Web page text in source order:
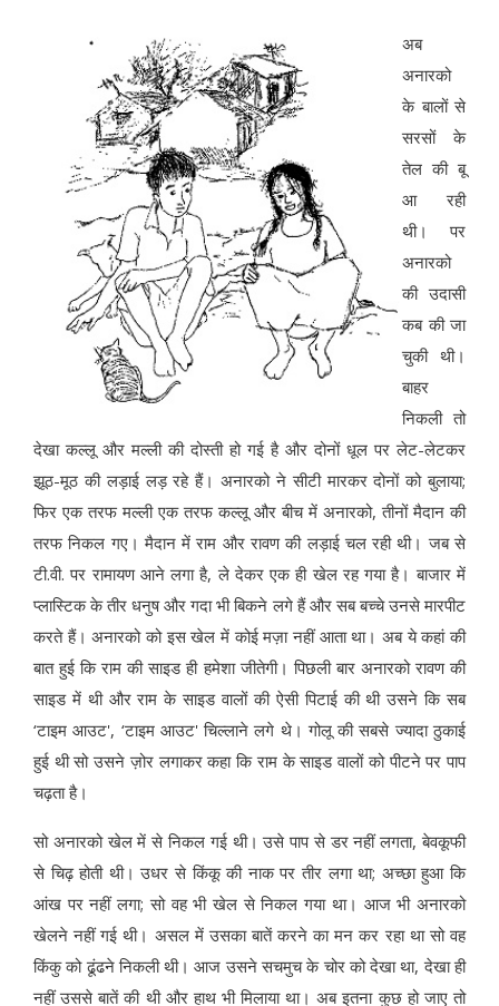
अब
अनारको
के बालों से
सरसों के
तेल की बू
आ रही
थी। पर
अनारको
की उदासी
कब की जा
चुकी थी।
बाहर
निकली तो
देखा कल्लू और मल्ली की दोस्ती हो गई है और दोनों धूल पर लेट-लेटकर
झूठ-मूठ की लड़ाई लड़ रहे हैं। अनारको ने सीटी मारकर दोनों को बुलाया;
फिर एक तरफ मल्ली एक तरफ कल्लू और बीच में अनारको, तीनों मैदान की
तरफ निकल गए। मैदान में राम और रावण की लड़ाई चल रही थी। जब से
टी.वी. पर रामायण आने लगा है, ले देकर एक ही खेल रह गया है। बाजार में
प्लास्टिक के तीर धनुष और गदा भी बिकने लगे हैं और सब बच्चे उनसे मारपीट
करते हैं। अनारको को इस खेल में कोई मज़ा नहीं आता था। अब ये कहां की
बात हुई कि राम की साइड ही हमेशा जीतेगी। पिछली बार अनारको रावण की
साइड में थी और राम के साइड वालों की ऐसी पिटाई की थी उसने कि सब
‘टाइम आउट', ‘टाइम आउट' चिल्लाने लगे थे। गोलू की सबसे ज्यादा ठुकाई
हुई थी सो उसने ज़ोर लगाकर कहा कि राम के साइड वालों को पीटने पर पाप
चढ़ता है।
सो अनारको खेल में से निकल गई थी। उसे पाप से डर नहीं लगता, बेवकूफी
से चिढ़ होती थी। उधर से किंकू की नाक पर तीर लगा था; अच्छा हुआ कि
आंख पर नहीं लगा; सो वह भी खेल से निकल गया था। आज भी अनारको
खेलने नहीं गई थी। असल में उसका बातें करने का मन कर रहा था सो वह
किंकु को ढूंढने निकली थी। आज उसने सचमुच के चोर को देखा था, देखा ही
नहीं उससे बातें की थी और हाथ भी मिलाया था। अब इतना कुछ हो जाए तो